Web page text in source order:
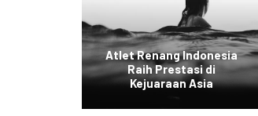
Atlet Renang Indonesia
Raih Prestasi di
Kejuaraan Asia